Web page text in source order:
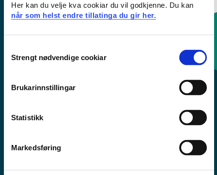
Her kan du velje kva cookiar du vil godkjenne. Du kan
når som helst endre tillatinga du gir her.
Selection
Strengt nødvendige cookiar
Brukarinnstillingar
Statistikk
Markedsføring